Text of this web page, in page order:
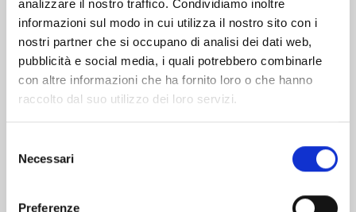
analizzare il nostro traffico. Condividiamo inoltre
informazioni sul modo in cui utilizza il nostro sito con i
nostri partner che si occupano di analisi dei dati web,
pubblicità e social media, i quali potrebbero combinarle
con altre informazioni che ha fornito loro o che hanno
raccolto dal suo utilizzo dei loro servizi.
delNecessari
Preferenze
NEGOZIO/UFFICIO - GALLIATE(NO)
NUOVA REALIZZAZIONE IN VENDITA A GALLIATE (NO) In posizione centrale, comoda a
tutti i servizi, nel cuore di Galliate (NO), proponiamo in vendita una nuova ed elegante
realizzazione immobiliare compo [...]
Negozio